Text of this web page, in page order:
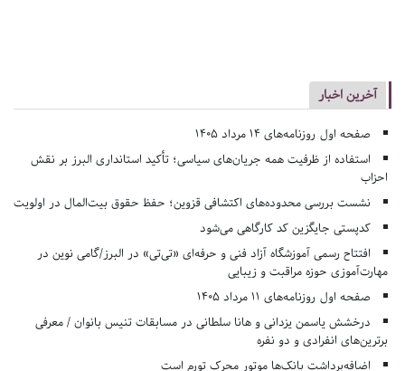
آخرین اخبار
صفحه اول روزنامه‌های 14 مرداد 1405
استفاده از ظرفیت همه جریان‌های سیاسی؛ تأکید استانداری البرز بر نقش
احزاب
نشست بررسی محدوده‌های اکتشافی قزوین؛ حفظ حقوق بیت‌المال در اولویت
کدپستی جایگزین کد کارگاهی می‌شود
افتتاح رسمی آموزشگاه آزاد فنی و حرفه‌ای «تی‌تی» در البرز/گامی نوین در
مهارت‌آموزی حوزه مراقبت و زیبایی
صفحه اول روزنامه‌های 11 مرداد 1405
درخشش یاسمن یزدانی و هانا سلطانی در مسابقات تنیس بانوان / معرفی
برترین‌های انفرادی و دو نفره
اضافه‌برداشت بانک‌ها موتور محرک تورم است